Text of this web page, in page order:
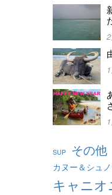
SUP その他
カヌー＆シュ
キャニ